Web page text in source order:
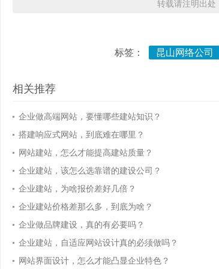
转载请注明出处
标签： 昆山网络公司
相关推荐
企业做高端网站，要懂哪些建站知识？
搭建响应式网站，到底难在哪里？
网站建站，怎么才能提高建站质量？
企业建站，该怎么选靠谱的建设公司？
企业建站，为啥报价差好几倍？
企业建站价格差那么多，到底为啥？
企业做品牌建设，真的有必要吗？
企业建站，自适应网站设计真的必须做吗？
网站界面设计，怎么才能凸显企业特色？